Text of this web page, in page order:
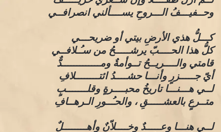
وحــفيـــفُ الـــروحِ يســــألني انصرافــي
كـــلُّ هذي الأرضِ بيتي أو ضريحـــي
كلُّ هذا الحــــبّ يرشـــــحُ من سـُـلافــي
قامتي والــــريــحُ تــوأمةٌ ومـــــــــــــدٌّ
أيّ جـــــزرٍ وأنـــا حشــــدُ ائتــــــــلافِ
لــي هـــنـــا تاريخُ محبــــرةٍ وقلـــــــبٍ
متــرعٍ بالعشـــــقِ ، والحـُــورِ الـرهــافِ
لــي هنـــا وعـــــدٌ وخــــلاّنٌ وأهــــــــلٌ